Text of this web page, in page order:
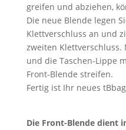
greifen und abziehen,
Die neue Blende legen
Klettverschluss an und
zweiten Klettverschluss.
und die Taschen-Lippe
Front-Blende streifen.
Fertig ist Ihr neues
Die Front-Blende dient